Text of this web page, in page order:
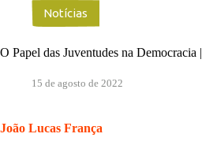
Notícias
O Papel das Juventudes na Democracia
15 de agosto de 2022
João Lucas França